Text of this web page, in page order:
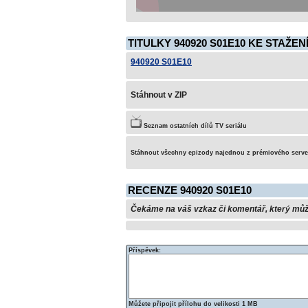
TITULKY 940920 S01E10 KE STAŽENÍ
940920 S01E10
Stáhnout v ZIP
Seznam ostatních dílů TV seriálu
Stáhnout všechny epizody najednou z prémiového
RECENZE 940920 S01E10
Čekáme na váš vzkaz či komentář, který
Příspěvek:
Můžete připojit přílohu do velikosti 1 MB